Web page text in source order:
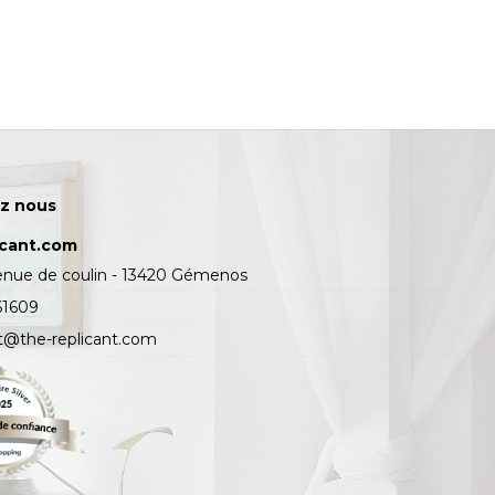
nous
de coulin - 13420 Gémenos
replicant.com